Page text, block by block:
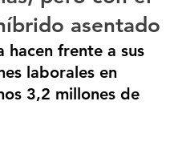
asentado
hacen frente a sus
laborales en
3,2 millones de